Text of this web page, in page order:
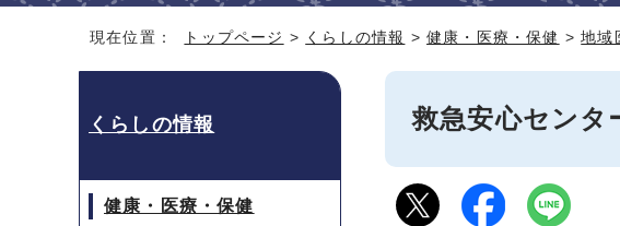
現在位置： トップページ > くらしの情報 >健康・医療・保健 >地域
救急安心センタ
くらしの情報
健康・医療・保健